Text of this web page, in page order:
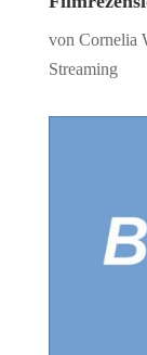
von Cornelia
Streaming